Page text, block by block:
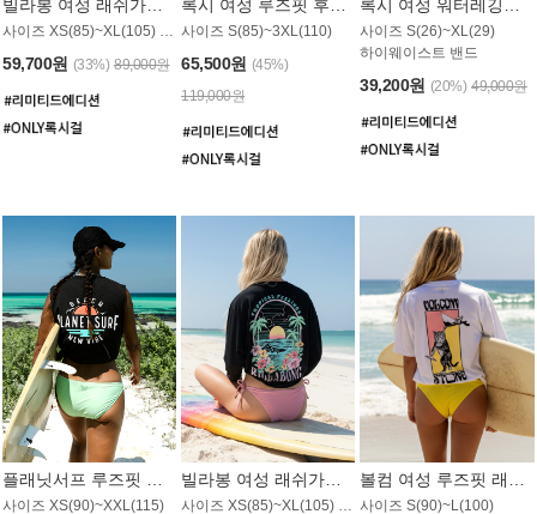
59,700원 (33%) 89,000원
사이즈 S(85)~3XL(110)
65,500원 (45%)
119,000원
사이즈 S(26)~XL(29)
하이웨이스트 밴드
39,200원 (20%) 49,000원
사이즈 XS(90)~XXL(115) 사이즈 XS(85)~XL(105) / 오버핏 사이즈 S(90)~L(100)